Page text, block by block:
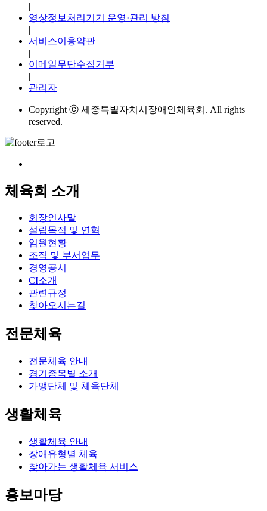
|
영상정보처리기기 운영·관리 방침
|
서비스이용약관
|
이메일무단수집거부
|
관리자
Copyright ⓒ 세종특별자치시장애인체육회. All rights
reserved.
체육회 소개
회장인사말
설립목적 및 연혁
임원현황
조직 및 부서업무
경영공시
CI소개
관련규정
찾아오시는길
전문체육
전문체육 안내
경기종목별 소개
가맹단체 및 체육단체
생활체육
생활체육 안내
장애유형별 체육
찾아가는 생활체육 서비스
홍보마당